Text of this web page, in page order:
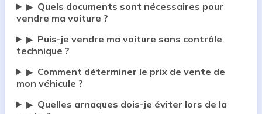
▶ Quels documents sont nécessaires pour
vendre ma voiture ?
▶ Puis-je vendre ma voiture sans contrôle
technique ?
▶ Comment déterminer le prix de vente de
mon véhicule ?
▶ Quelles arnaques dois-je éviter lors de la